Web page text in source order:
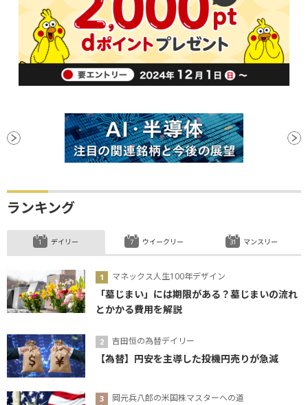
ランキング
デイリー
マネックス人生100年デザイン
「墓じまい」には期限がある？墓じまいの流れ
とかかる費用を解説
吉田恒の為替デイリー
【為替】円安を主導した投機円売りが急減
岡元兵八郎の米国株マスターへの道
ウイークリー マンスリー